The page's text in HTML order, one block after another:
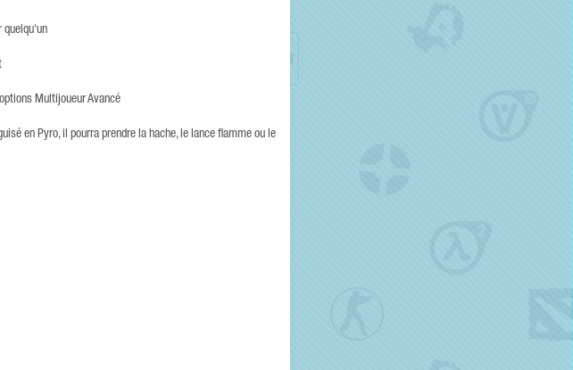
quelqu'un
Multijoueur Avancé
en Pyro, il pourra prendre la hache, le lance flamme ou le